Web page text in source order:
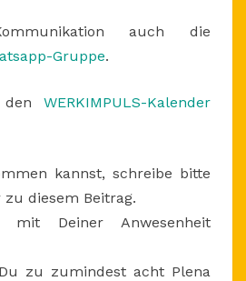
auch die
Gruppe.
den WERKIMPULS-Kalender
kannst, schreibe bitte
diesem Beitrag.
mit Deiner Anwesenheit
zu zumindest acht Plena